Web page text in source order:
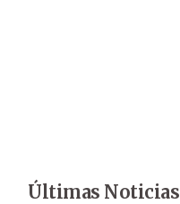
Últimas Noticias